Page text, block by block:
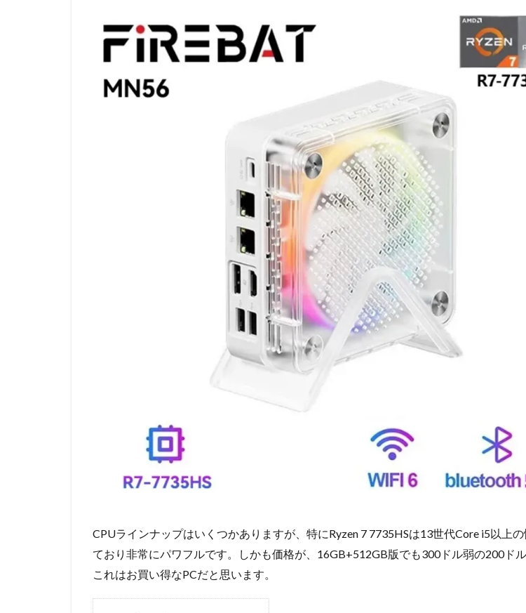
CPUラインナップはいくつかありますが、特にRyzen 7 7735HSは13世代Core i5以上
ており非常にパワフルです。しかも価格が、16GB+512GB版でも300ドル弱の200ド
これはお買い得なPCだと思います。